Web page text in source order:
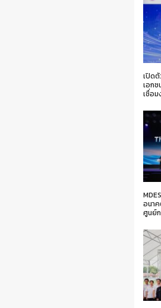
เปิด
เอก
เชื่อ
อนาค
ศูนย์